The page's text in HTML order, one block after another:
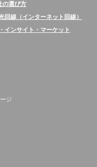
の選び方
回線（インターネット回線）
インサイト・マーケット
ジ